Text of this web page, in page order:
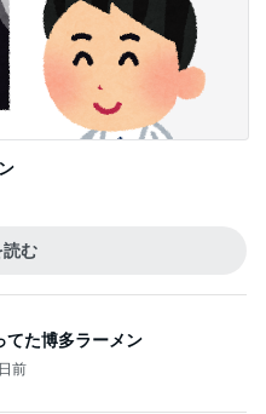
読む
てた博多ラーメン
前